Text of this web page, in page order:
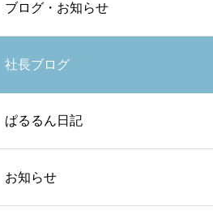
スタッフ
Staff
ブログ・お知らせ
社長ブログ
ぱるるん日記
お知らせ